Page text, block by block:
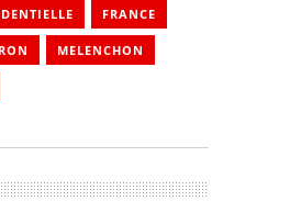
FRANCE
MELENCHON